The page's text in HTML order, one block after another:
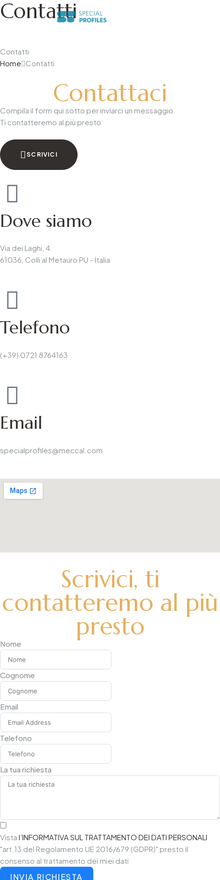
Contatti
Contatti
Home Contatti
Contattaci
Compila il form qui sotto per inviarci un messaggio.
Ti contatteremo al più presto
SCRIVICI
Dove siamo
Via dei Laghi, 4
61036, Colli al Metauro PU - Italia
Telefono
(+39) 0721 8764163
Email
specialprofiles@meccal.com
Scrivici, ti
contatteremo al più
presto
Nome
Cognome
Email
Telefono
La tua richiesta
Vista l’INFORMATIVA SUL TRATTAMENTO DEI DATI PERSONALI
"art.13 del Regolamento UE 2016/679 (GDPR)" presto il
consenso al trattamento dei miei dati
INVIA RICHIESTA